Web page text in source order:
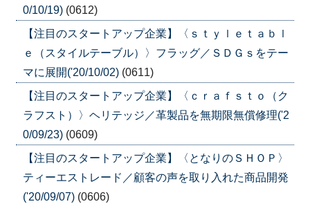
0/10/19) (0612)
【注目のスタートアップ企業】〈ｓｔｙｌｅｔａｂｌ
ｅ（スタイルテーブル）〉フラッグ／ＳＤＧｓをテー
マに展開('20/10/02) (0611)
【注目のスタートアップ企業】〈ｃｒａｆｓｔｏ（ク
ラフスト）〉ヘリテッジ／革製品を無期限無償修理('2
0/09/23) (0609)
【注目のスタートアップ企業】〈となりのＳＨＯＰ〉
ティーエストレード／顧客の声を取り入れた商品開発
('20/09/07) (0606)